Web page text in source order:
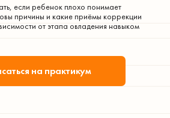
если ребенок плохо понимает
причины и какие приёмы коррекции
от этапа овладения навыком
на практикум